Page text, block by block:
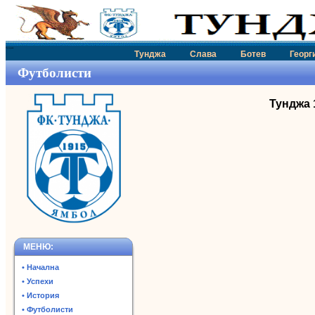
Тунджа
Тунджа Слава Ботев
Футболисти
МЕНЮ:
• Начална
• Успехи
• История
• Футболисти
Тунджа